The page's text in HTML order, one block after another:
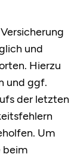
und
Hierzu
und ggf.
der letzten
Um
beim